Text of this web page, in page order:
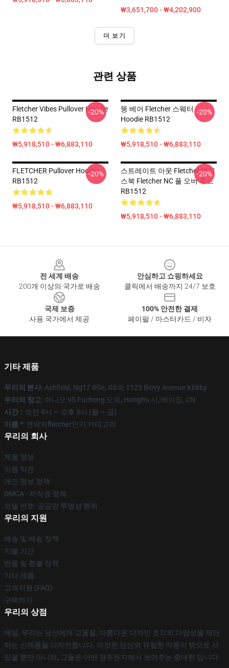
₩3,651,700 - ₩4,202,900
더 보기
관련 상품
Fletcher Vibes Pullover Hoodie
RB1512
₩5,918,510 - ₩6,883,110
-20%
뚱 베어 Fletcher 스웨터
Hoodie RB1512
₩5,918,510 - ₩6,883,110
-20%
FLETCHER Pullover Hoodie
RB1512
₩5,918,510 - ₩6,883,110
-20%
스트레이트 아웃 Fletcher 페이
스북 Fletcher NC 풀 오버 후드
RB1512
₩5,918,510 - ₩6,883,110
-20%
전 세계 배송
200개 이상의 국가로 배송
안심하고 쇼핑하세요
클릭에서 배송까지 24/7 보호
국제 보증
사용 국가에서 제공
100% 안전한 결제
페이팔 / 마스터카드 / 비자
기타 제품
우리의 본사: Ashfield, Ng17 8Ge, Gb의 1123 Berry Avenue Kirkby
우리의 창고: 아니오 95 Fucheng 도로, Honghu 시, 베이징, CN
시간 :: 오전 9시 ~ 오후 5시 (월 ~ 금)
이름 *: 연락처fletcher인기 카테고리
우리의 회사
제품 정보
이용 약관
개인 정보 정책
DMCA - 저작권 정책
모델 번호: 공급망 투명성 행위
우리의 지원
배송 및 배송 정책
지불 기간
반품 및 환불 정책
기타 제품
고객지원 (FAQ)
구매하기
우리의 상점
매일, 우리는 당신에게 고품질, 아름다운 디자인 조각의 다양성을 제안
하는 신제품을 디자인합니다. 이것은 당신의 유일한 작풍이 밖으로 서
있을 뿐만 아니라, 그들은 어떤 경우든지에서 보여주는 중대한 입니다.